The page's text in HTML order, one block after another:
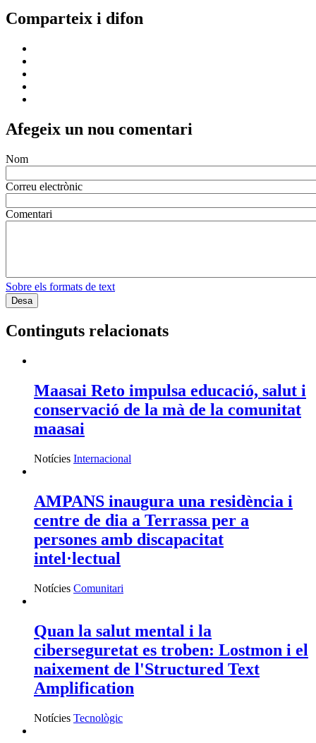
Comparteix i difon
Afegeix un nou comentari
Nom
Correu electrònic
Comentari
Sobre els formats de text
Continguts relacionats
Maasai Reto impulsa educació, salut i
conservació de la mà de la comunitat
maasai
Notícies Internacional
AMPANS inaugura una residència i
centre de dia a Terrassa per a
persones amb discapacitat
intel·lectual
Notícies Comunitari
Quan la salut mental i la
ciberseguretat es troben: Lostmon i el
naixement de l'Structured Text
Amplification
Notícies Tecnològic